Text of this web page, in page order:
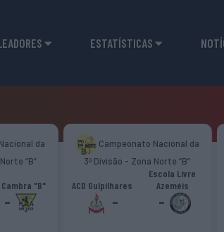
ESTATÍSTICAS
da
“B”
Cambra "B"
-
Campeonato Nacional da
3ª Divisão - Zona Norte “B”
ACD Gulpilhares
-
Escola Livre
Azeméis
-